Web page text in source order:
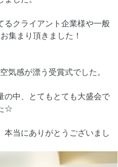
るクライアント企業様や一般
集まり頂きました！
気感が漂う受賞式でした。
中、とてもとても大盛会で
☆
本当にありがとうございまし